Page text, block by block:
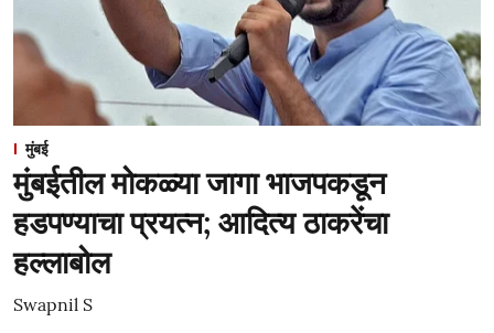
मुंबई
मुंबईतील मोकळ्या जागा भाजपकडून
हडपण्याचा प्रयत्न; आदित्य ठाकरेंचा
हल्लाबोल
Swapnil S